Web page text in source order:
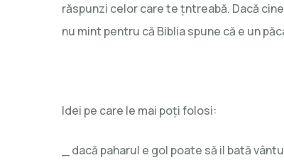
răspunzi celor care te țntreabă. Dacă
nu mint pentru că Biblia spune că e un
Idei pe care le mai poți folosi:
_ dacă paharul e gol poate să il bată